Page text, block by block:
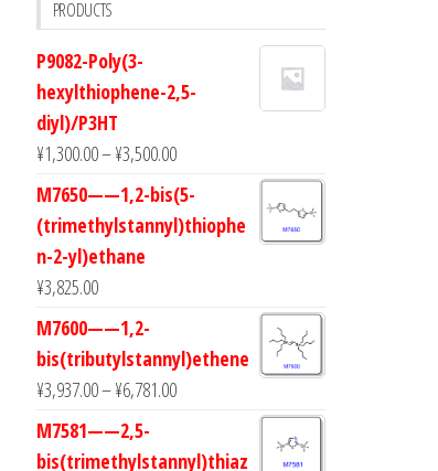
PRODUCTS
P9082-Poly(3-
hexylthiophene-2,5-
diyl)/P3HT
¥1,300.00–¥3,500.00
M7650——1,2-bis(5-
(trimethylstannyl)thiophe
n-2-yl)ethane
¥3,825.00
M7600——1,2-
bis(tributylstannyl)ethene
¥3,937.00–¥6,781.00
M7581——2,5-
bis(trimethylstannyl)thiaz